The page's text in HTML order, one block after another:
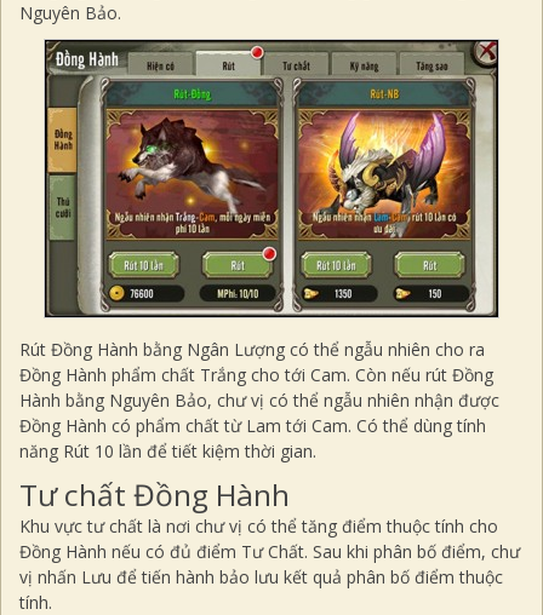
Nguyên Bảo.
Rút Đồng Hành bằng Ngân Lượng có thể ngẫu nhiên cho ra
Đồng Hành phẩm chất Trắng cho tới Cam. Còn nếu rút Đồng
Hành bằng Nguyên Bảo, chư vị có thể ngẫu nhiên nhận được
Đồng Hành có phẩm chất từ Lam tới Cam. Có thể dùng tính
năng Rút 10 lần để tiết kiệm thời gian.
Tư chất Đồng Hành
Khu vực tư chất là nơi chư vị có thể tăng điểm thuộc tính cho
Đồng Hành nếu có đủ điểm Tư Chất. Sau khi phân bố điểm, chư
vị nhấn Lưu để tiến hành bảo lưu kết quả phân bố điểm thuộc
tính.